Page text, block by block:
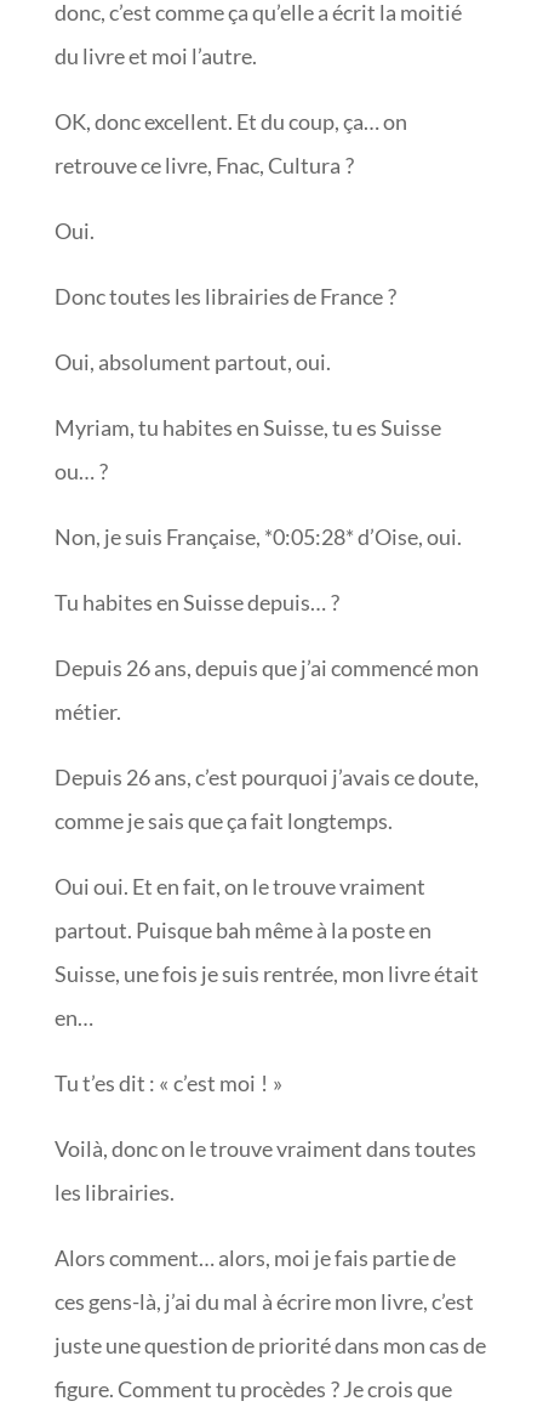
donc, c’est comme ça qu’elle a écrit la moitié
du livre et moi l’autre.
OK, donc excellent. Et du coup, ça… on
retrouve ce livre, Fnac, Cultura ?
Oui.
Donc toutes les librairies de France ?
Oui, absolument partout, oui.
Myriam, tu habites en Suisse, tu es Suisse
ou… ?
Non, je suis Française, *0:05:28* d’Oise, oui.
Tu habites en Suisse depuis… ?
Depuis 26 ans, depuis que j’ai commencé mon
métier.
Depuis 26 ans, c’est pourquoi j’avais ce doute,
comme je sais que ça fait longtemps.
Oui oui. Et en fait, on le trouve vraiment
partout. Puisque bah même à la poste en
Suisse, une fois je suis rentrée, mon livre était
en…
Tu t’es dit : « c’est moi ! »
Voilà, donc on le trouve vraiment dans toutes
les librairies.
Alors comment… alors, moi je fais partie de
ces gens-là, j’ai du mal à écrire mon livre, c’est
juste une question de priorité dans mon cas de
figure. Comment tu procèdes ? Je crois que